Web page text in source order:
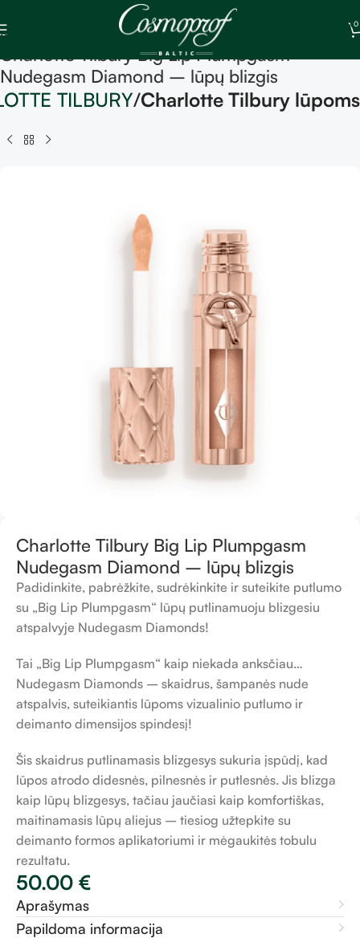
Skip to main content
0
Charlotte Tilbury Big Lip Plumpgasm
Nudegasm Diamond – lūpų blizgis
TILBURY Charlotte Tilbury lūpoms
Charlotte Tilbury Big Lip Plumpgasm
Nudegasm Diamond – lūpų blizgis
Padidinkite, pabrėžkite, sudrėkinkite ir suteikite putlumo
su „Big Lip Plumpgasm“ lūpų putlinamuoju blizgesiu
atspalvyje Nudegasm Diamonds!
Tai „Big Lip Plumpgasm“ kaip niekada anksčiau…
Nudegasm Diamonds – skaidrus, šampanės nude
atspalvis, suteikiantis lūpoms vizualinio putlumo ir
deimanto dimensijos spindesį!
Šis skaidrus putlinamasis blizgesys sukuria įspūdį, kad
lūpos atrodo didesnės, pilnesnės ir putlesnės. Jis blizga
kaip lūpų blizgesys, tačiau jaučiasi kaip komfortiškas,
maitinamasis lūpų aliejus – tiesiog užtepkite su
deimanto formos aplikatoriumi ir mėgaukitės tobulu
rezultatu.
50.00 €
Aprašymas
Papildoma informacija